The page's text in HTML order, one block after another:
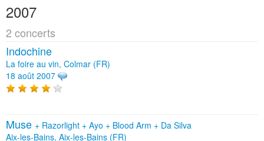
2007
2 concerts
Indochine
La foire au vin, Colmar (FR)
18 août 2007
Muse + Razorlight + Ayo + Blood Arm + Da Silva
Aix-les-Bains, Aix-les-Bains (FR)